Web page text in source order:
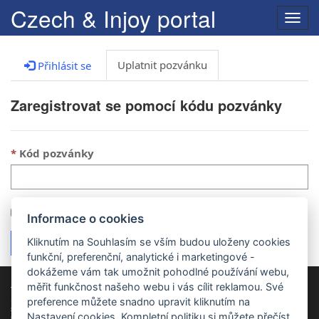
Czech & Injoy portal
Přihlásit se Uplatnit pozvánku
Zaregistrovat se pomocí kódu pozvánky
Kód pozvánky
Mám existující obchodní vztah
Registrovat
Toto je klientský portál společností Czech-us a Injoy. Registrací do portálu
(využitím pozvánky), používáním portálu, ukládáním dat v tomto portálu
souhlasíte spolitikou zpracování osobních údajů společností Czech-us
Informace o cookies
Kliknutím na Souhlasím se vším budou uloženy cookies
funkční, preferenční, analytické i marketingové -
dokážeme vám tak umožnit pohodlné používání webu,
měřit funkčnost našeho webu i vás cílit reklamou. Své
preference můžete snadno upravit kliknutím na
Nastavení cookies. Kompletní politiku si můžete přečíst